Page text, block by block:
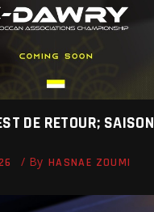
DE RETOUR; SAISON
By HASNAE ZOUMI